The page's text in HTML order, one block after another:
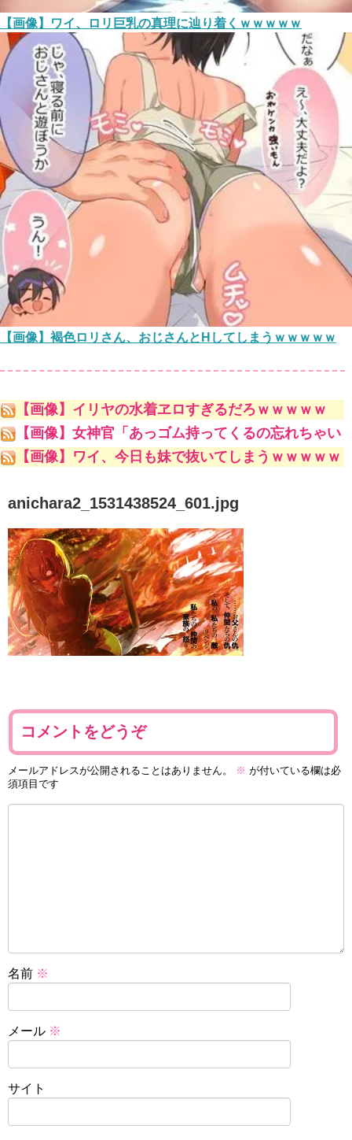
【画像】ワイ、ロリ巨乳の真理に辿り着くｗｗｗｗｗ
【画像】褐色ロリさん、おじさんとHしてしまうｗｗｗｗｗ
【画像】イリヤの水着ヱロすぎるだろｗｗｗｗｗ
【画像】女神官「あっゴム持ってくるの忘れちゃい
ました」ゴブリンスレイヤー「問題ない」ﾇﾌﾟﾌﾟ女
神官「やっ！な、生はダメ！あん///」
【画像】ワイ、今日も妹で抜いてしまうｗｗｗｗｗ
anichara2_1531438524_601.jpg
コメントをどうぞ
メールアドレスが公開されることはありません。 ※ が付いている欄は必
須項目です
名前 ※
メール ※
サイト